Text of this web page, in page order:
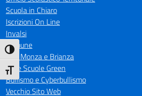
Attiva/disattiva alto contrasto
Attiva/disattiva dimensione testo
Scuola in Chiaro
Iscrizioni On Line
Invalsi
Comune
CTS Monza e Brianza
Rete Scuole Green
Bullismo e Cyberbullismo
Vecchio Sito Web